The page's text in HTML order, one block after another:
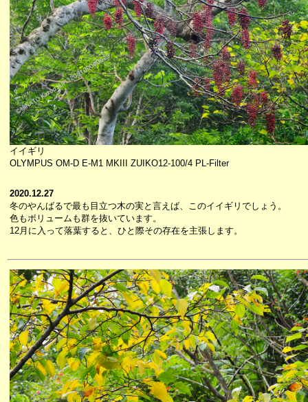
イイギリ
OLYMPUS OM-D E-M1 MKIII ZUIKO12-100/4 PL-Filter
2020.12.27
冬のやんばるで最も目立つ木の実と言えば、このイイギリでしょう。
色もボリュームも群を抜いています。
12月に入って落葉すると、ひと際その存在を主張します。